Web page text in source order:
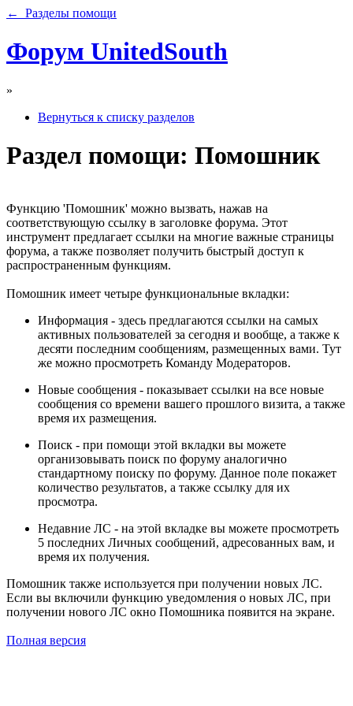
← Разделы помощи
Форум UnitedSouth
»
Вернуться к списку разделов
Раздел помощи: Помошник
Функцию 'Помошник' можно вызвать, нажав на
соответствующую ссылку в заголовке форума. Этот
инструмент предлагает ссылки на многие важные страницы
форума, а также позволяет получить быстрый доступ к
распространенным функциям.
Помошник имеет четыре функциональные вкладки:
Информация - здесь предлагаются ссылки на самых
активных пользователей за сегодня и вообще, а также к
десяти последним сообщениям, размещенных вами. Тут
же можно просмотреть Команду Модераторов.
Новые сообщения - показывает ссылки на все новые
сообщения со времени вашего прошлого визита, а также
время их размещения.
Поиск - при помощи этой вкладки вы можете
организовывать поиск по форуму аналогично
стандартному поиску по форуму. Данное поле покажет
количество результатов, а также ссылку для их
просмотра.
Недавние ЛС - на этой вкладке вы можете просмотреть
5 последних Личных сообщений, адресованных вам, и
время их получения.
Помошник также используется при получении новых ЛС.
Если вы включили функцию уведомления о новых ЛС, при
получении нового ЛС окно Помошника появится на экране.
Полная версия